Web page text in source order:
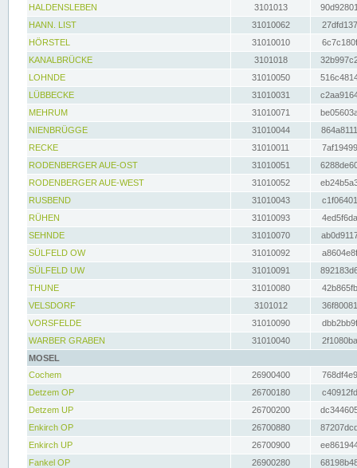
HALDENSLEBEN
3101013
HANN. LIST
31010062
HÖRSTEL
31010010
KANALBRÜCKE
3101018
LOHNDE
31010050
LÜBBECKE
31010031
MEHRUM
31010071
NIENBRÜGGE
31010044
RECKE
31010011
RODENBERGER AUE-OST
31010051
RODENBERGER AUE-WEST
31010052
RUSBEND
31010043
RÜHEN
31010093
SEHNDE
31010070
SÜLFELD OW
31010092
SÜLFELD UW
31010091
THUNE
31010080
VELSDORF
3101012
VORSFELDE
31010090
WARBER GRABEN
31010040
MOSEL
Cochem
26900400
Detzem OP
26700180
Detzem UP
26700200
Enkirch OP
26700880
Enkirch UP
26700900
Fankel OP
26900280